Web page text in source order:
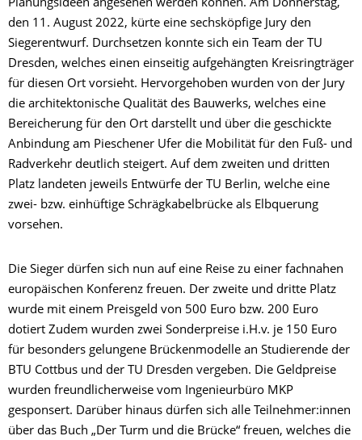
Planungsideen angesehen werden können. Am Donnerstag,
den 11. August 2022, kürte eine sechsköpfige Jury den
Siegerentwurf. Durchsetzen konnte sich ein Team der TU
Dresden, welches einen einseitig aufgehängten Kreisringträger
für diesen Ort vorsieht. Hervorgehoben wurden von der Jury
die architektonische Qualität des Bauwerks, welches eine
Bereicherung für den Ort darstellt und über die geschickte
Anbindung am Pieschener Ufer die Mobilität für den Fuß- und
Radverkehr deutlich steigert. Auf dem zweiten und dritten
Platz landeten jeweils Entwürfe der TU Berlin, welche eine
zwei- bzw. einhüftige Schrägkabelbrücke als Elbquerung
vorsehen.
Die Sieger dürfen sich nun auf eine Reise zu einer fachnahen
europäischen Konferenz freuen. Der zweite und dritte Platz
wurde mit einem Preisgeld von 500 Euro bzw. 200 Euro
dotiert Zudem wurden zwei Sonderpreise i.H.v. je 150 Euro
für besonders gelungene Brückenmodelle an Studierende der
BTU Cottbus und der TU Dresden vergeben. Die Geldpreise
wurden freundlicherweise vom Ingenieurbüro MKP
gesponsert. Darüber hinaus dürfen sich alle Teilnehmer:innen
über das Buch „Der Turm und die Brücke“ freuen, welches die